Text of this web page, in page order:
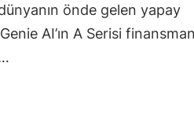
önde gelen yapay
AI’ın A Serisi